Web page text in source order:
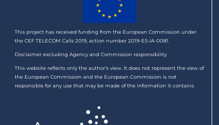
This project has received funding from the European Commission under
the CEF TELECOM Calls 2019, action number 2019-ES-IA-0081.
Disclaimer excluding Agency and Commission responsibility
This website reflects only the author’s view. It does not represent the view of
the European Commission and the European Commission is not
responsible for any use that may be made of the information it contains